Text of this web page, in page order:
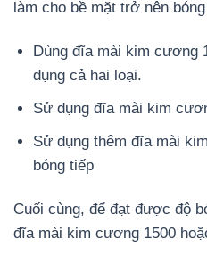
làm cho bề mặt trở nên
Dùng đĩa mài kim cương
dụng cả hai loại.
Sử dụng đĩa mài kim
Sử dụng thêm đĩa mài
bóng tiếp
Cuối cùng, để đạt được độ
đĩa mài kim cương 1500